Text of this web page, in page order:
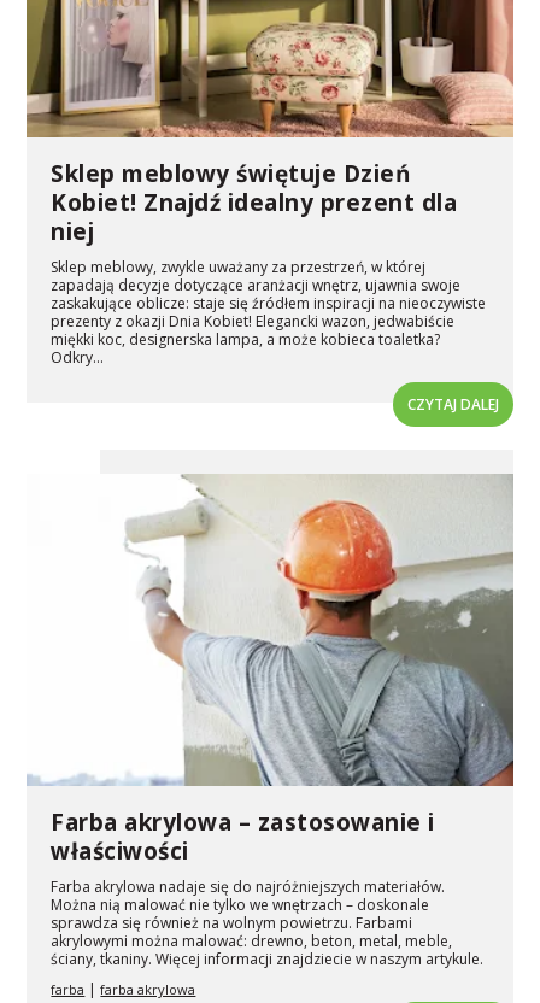
Sklep meblowy świętuje Dzień
Kobiet! Znajdź idealny prezent dla
niej
Sklep meblowy, zwykle uważany za przestrzeń, w której
zapadają decyzje dotyczące aranżacji wnętrz, ujawnia swoje
zaskakujące oblicze: staje się źródłem inspiracji na nieoczywiste
prezenty z okazji Dnia Kobiet! Elegancki wazon, jedwabiście
miękki koc, designerska lampa, a może kobieca toaletka?
Odkry...
CZYTAJ DALEJ
Farba akrylowa – zastosowanie i
właściwości
Farba akrylowa nadaje się do najróżniejszych materiałów.
Można nią malować nie tylko we wnętrzach – doskonale
sprawdza się również na wolnym powietrzu. Farbami
akrylowymi można malować: drewno, beton, metal, meble,
ściany, tkaniny. Więcej informacji znajdziecie w naszym artykule.
farba |farba akrylowa